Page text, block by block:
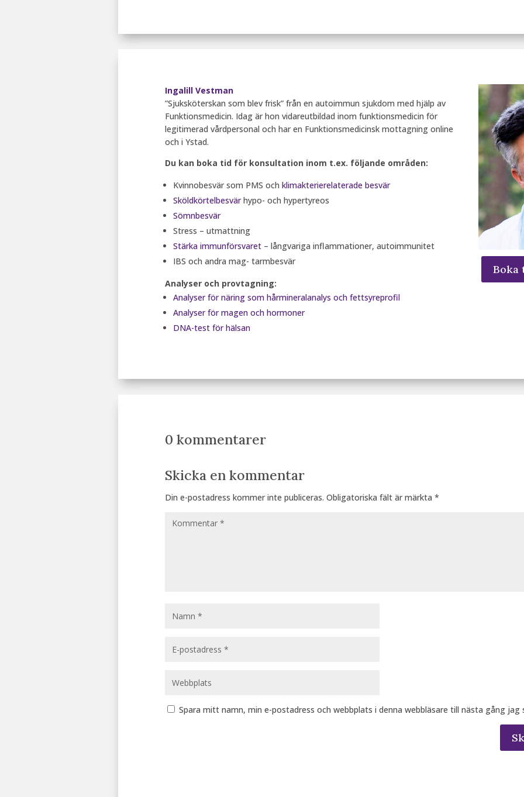
Ingalill Vestman
”Sjuksköterskan som blev frisk” från en autoimmun sjukdom med hjälp av
Funktionsmedicin. Idag är hon vidareutbildad inom funktionsmedicin för
legitimerad vårdpersonal och har en Funktionsmedicinsk mottagning online
och i Ystad.
Du kan boka tid för konsultation inom t.ex. följande områden:
Kvinnobesvär som PMS och klimakterierelaterade besvär
Sköldkörtelbesvärhypo- och hypertyreos
Sömnbesvär
Stress – utmattning
Stärka immunförsvaret– långvariga inflammationer, autoimmunitet
IBS och andra mag- tarmbesvär
Analyser och provtagning:
Analyser för näring som hårmineralanalys och fettsyreprofil
Analyser för magen och hormoner
DNA-test för hälsan
Boka
0 kommentarer
Skicka en kommentar
Din e-postadress kommer inte publiceras. Obligatoriska fält är märkta *
Spara mitt namn, min e-postadress och webbplats i denna webbläsare till nästa gång jag